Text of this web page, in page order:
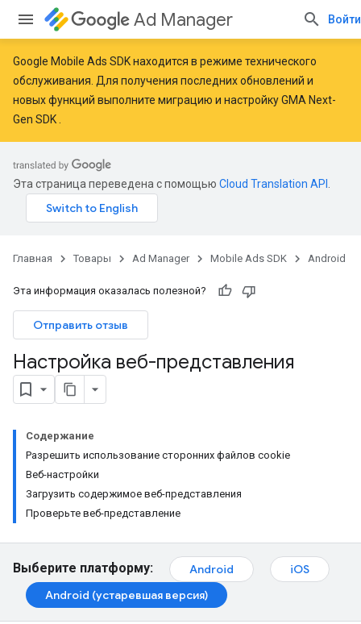
Ad Manager Войти
Google Mobile Ads SDK находится в режиме технического
обслуживания. Для получения последних обновлений и
новых функций выполните миграцию и настройку GMA Next-
Gen SDK
Эта страница переведена с помощью Cloud Translation API
Главная Товары Ad Manager Mobile Ads SDK Android
Эта информация оказалась полезной?
Отправить отзыв
Настройка веб-представления
Содержание
Разрешить использование сторонних файлов cookie
Веб-настройки
Загрузить содержимое веб-представления
Проверьте веб-представление
Выберите платформу: Android
iOS
Android (устаревшая версия)